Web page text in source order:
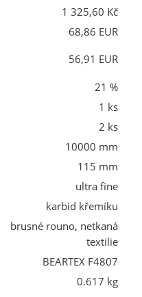
1 325,60 Kč
68,86 EUR
56,91 EUR
21 %
1 ks
2 ks
10000 mm
115 mm
ultra fine
karbid křemíku
brusné rouno, netkaná
textilie
BEARTEX F4807
0.617 kg